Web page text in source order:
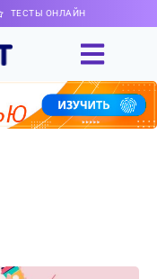
ТЕСТЫ ОНЛАЙН